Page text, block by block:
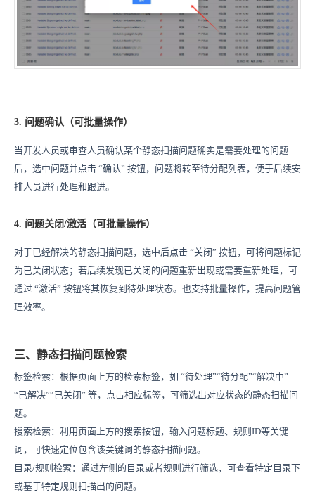
3. 问题确认（可批量操作）
当开发人员或审查人员确认某个静态扫描问题确实是需要处理的问题
后，选中问题并点击 “确认” 按钮，问题将转至待分配列表，便于后续安
排人员进行处理和跟进。
4. 问题关闭/激活（可批量操作）
对于已经解决的静态扫描问题，选中后点击 “关闭” 按钮，可将问题标记
为已关闭状态；若后续发现已关闭的问题重新出现或需要重新处理，可
通过 “激活” 按钮将其恢复到待处理状态。也支持批量操作，提高问题管
理效率。
三、静态扫描问题检索
标签检索：根据页面上方的检索标签，如 “待处理”“待分配”“解决中”
“已解决”“已关闭” 等，点击相应标签，可筛选出对应状态的静态扫描问
题。
搜索检索：利用页面上方的搜索按钮，输入问题标题、规则ID等关键
词，可快速定位包含该关键词的静态扫描问题。
目录/规则检索：通过左侧的目录或者规则进行筛选，可查看特定目录下
或基于特定规则扫描出的问题。